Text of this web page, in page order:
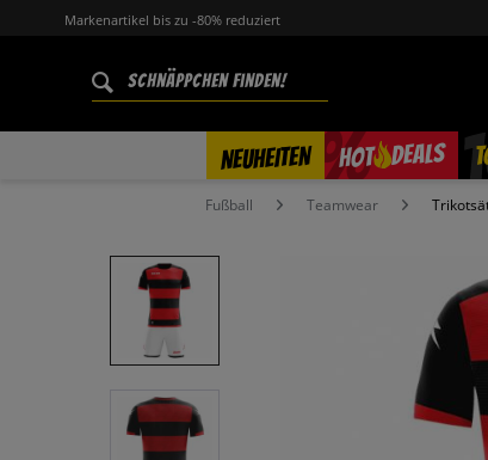
Markenartikel bis zu -80% reduziert
NEUHEITEN HOT DEALS
%
Fußball Teamwear